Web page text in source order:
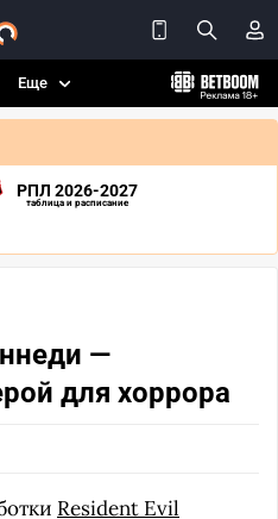
Еще
РПЛ 2026-2027
таблица и расписание
—
для хоррора
Resident Evil